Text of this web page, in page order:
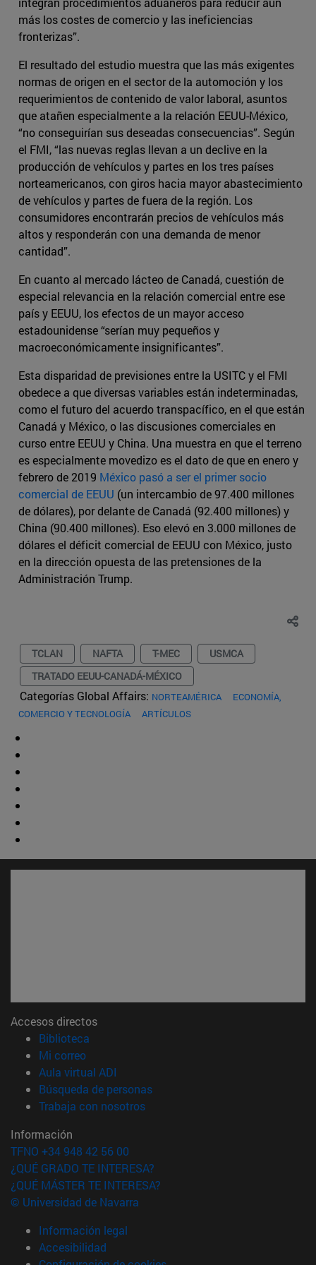
más los costes de comercio y las ineficiencias
fronterizas”.
El resultado del estudio muestra que las más exigentes
normas de origen en el sector de la automoción y los
requerimientos de contenido de valor laboral, asuntos
que atañen especialmente a la relación EEUU-México,
“no conseguirían sus deseadas consecuencias”. Según
el FMI, “las nuevas reglas llevan a un declive en la
producción de vehículos y partes en los tres países
norteamericanos, con giros hacia mayor abastecimiento
de vehículos y partes de fuera de la región. Los
consumidores encontrarán precios de vehículos más
altos y responderán con una demanda de menor
cantidad”.
En cuanto al mercado lácteo de Canadá, cuestión de
especial relevancia en la relación comercial entre ese
país y EEUU, los efectos de un mayor acceso
estadounidense “serían muy pequeños y
macroeconómicamente insignificantes”.
Esta disparidad de previsiones entre la USITC y el FMI
obedece a que diversas variables están indeterminadas,
como el futuro del acuerdo transpacífico, en el que están
Canadá y México, o las discusiones comerciales en
curso entre EEUU y China. Una muestra en que el terreno
es especialmente movedizo es el dato de que en enero y
febrero de 2019 México pasó a ser el primer socio
comercial de EEUU (un intercambio de 97.400 millones
de dólares), por delante de Canadá (92.400 millones) y
China (90.400 millones). Eso elevó en 3.000 millones de
dólares el déficit comercial de EEUU con México, justo
en la dirección opuesta de las pretensiones de la
Administración Trump.
TCLAN NAFTA T-MEC
USMCA
TRATADO EEUU-CANADÁ-MÉXICO
Categorías Global Affairs: NORTEAMÉRICA
ECONOMÍA,
COMERCIO Y TECNOLOGÍA
ARTÍCULOS
Accesos directos
Biblioteca
Mi correo(abre en nueva ventana)
Aula virtual ADI
Búsqueda de personas(abre en nueva ventana)
Trabaja con nosotros(abre en nueva ventana)
Información
TFNO +34 948 42 56 00
¿QUÉ GRADO TE INTERESA?
¿QUÉ MÁSTER TE INTERESA?
© Universidad de Navarra
Información legal
Accesibilidad